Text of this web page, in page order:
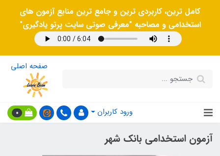
کامل ترین، کاربردی ترین و جامع ترین منابع آزمون های
استخدامی و مصاحبه "معرفی صوتی سایت پرتو یادگیری"
صفحه اصلی
ورود کاربران 0
آزمون استخدامی بانک شهر